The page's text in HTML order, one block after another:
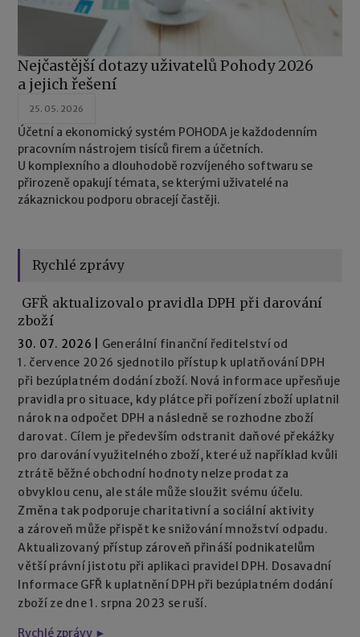
Nejčastější dotazy uživatelů Pohody 2026
a jejich řešení
25. 05. 2026
Účetní a ekonomický systém POHODA je každodenním
pracovním nástrojem tisíců firem a účetních.
U komplexního a dlouhodobě rozvíjeného softwaru se
přirozeně opakují témata, se kterými uživatelé na
zákaznickou podporu obracejí častěji.
Rychlé zprávy
GFŘ aktualizovalo pravidla DPH při darování
zboží
30. 07. 2026
Generální finanční ředitelství od
1. července 2026 sjednotilo přístup k uplatňování DPH
při bezúplatném dodání zboží. Nová informace upřesňuje
pravidla pro situace, kdy plátce při pořízení zboží uplatnil
nárok na odpočet DPH a následně se rozhodne zboží
darovat. Cílem je především odstranit daňové překážky
pro darování využitelného zboží, které už například kvůli
ztrátě běžné obchodní hodnoty nelze prodat za
obvyklou cenu, ale stále může sloužit svému účelu.
Změna tak podporuje charitativní a sociální aktivity
a zároveň může přispět ke snižování množství odpadu.
Aktualizovaný přístup zároveň přináší podnikatelům
větší právní jistotu při aplikaci pravidel DPH. Dosavadní
Informace GFŘ k uplatnění DPH při bezúplatném dodání
zboží ze dne 1. srpna 2023 se ruší.
Rychlé zprávy ►